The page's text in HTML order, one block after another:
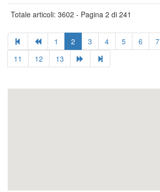
Totale articoli: 3602 - Pagina 2 di 241
1 2 3 4 5 6 7
11
12 13